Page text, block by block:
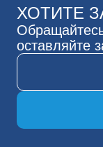
ХОТИТЕ
оставляйте